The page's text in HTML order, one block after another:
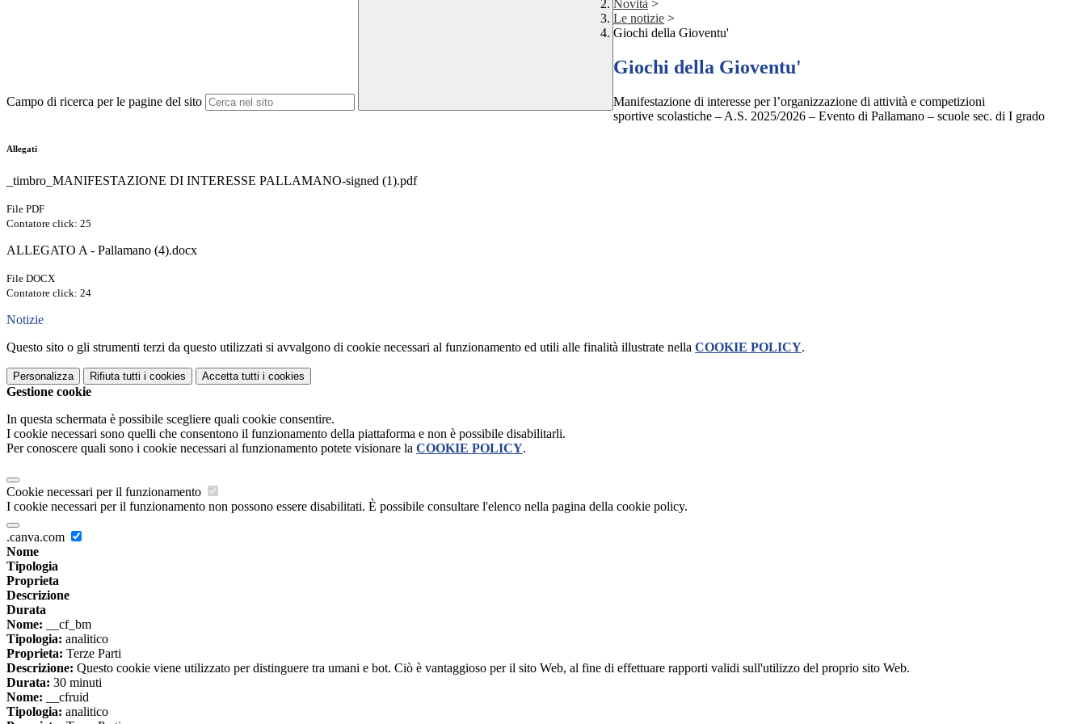
Campo di ricerca per le pagine del sito
Novità >
Le notizie >
Giochi della Gioventu'
Giochi della Gioventu'
Manifestazione di interesse per l’organizzazione di attività e competizioni
sportive scolastiche – A.S. 2025/2026 – Evento di Pallamano – scuole sec. di I grado
Allegati
_timbro_MANIFESTAZIONE DI INTERESSE PALLAMANO-signed (1).pdf
File PDF
Contatore click: 25
ALLEGATO A - Pallamano (4).docx
File DOCX
Contatore click: 24
Notizie
Questo sito o gli strumenti terzi da questo utilizzati si avvalgono di cookie necessari al funzionamento ed utili alle finalità illustrate nella COOKIE POLICY.
Personalizza Rifiuta tutti i cookies Accetta tutti i cookies
Gestione cookie
In questa schermata è possibile scegliere quali cookie consentire.
I cookie necessari sono quelli che consentono il funzionamento della piattaforma e non è possibile disabilitarli.
Per conoscere quali sono i cookie necessari al funzionamento potete visionare la COOKIE POLICY.
Cookie necessari per il funzionamento
I cookie necessari per il funzionamento non possono essere disabilitati. È possibile consultare l'elenco nella pagina della cookie policy.
.canva.com
Nome
Tipologia
Proprieta
Descrizione
Durata
Nome: __cf_bm
Tipologia: analitico
Proprieta: Terze Parti
Descrizione: Questo cookie viene utilizzato per distinguere tra umani e bot. Ciò è vantaggioso per il sito Web, al fine di effettuare rapporti validi sull'utilizzo del proprio sito Web.
Durata: 30 minuti
Nome: __cfruid
Tipologia: analitico